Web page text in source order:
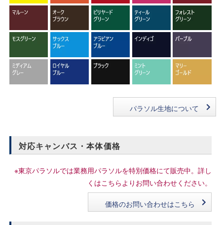
パラソル生地について
対応キャンバス・本体価格
※東京パラソルでは業務用パラソルを特別価格にて販売中。詳し
くはこちらよりお問い合わせください。
価格のお問い合わせはこちら